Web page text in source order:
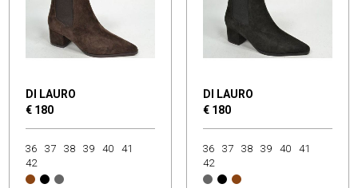
DI LAURO
€ 180
36 37 38 39 40
41
42
DI LAURO
€ 180
36 37 38 39 40
41
42